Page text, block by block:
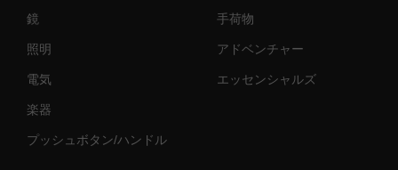
鏡
照明
電気
楽器
プッシュボタン/ハンドル
手荷物
アドベンチャー
エッセンシャルズ